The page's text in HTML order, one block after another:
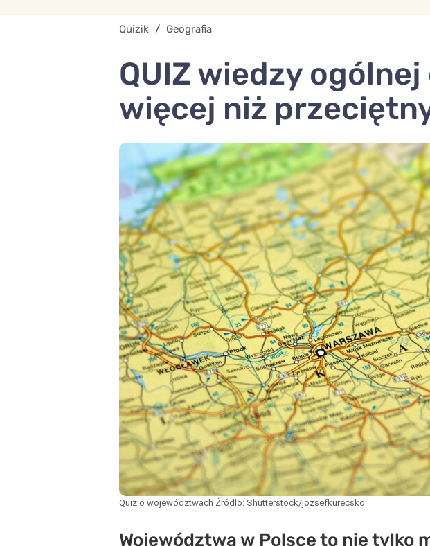
Quizik / Geografia
QUIZ wiedzy
więcej niż
Quiz o województwach Źródło: Shutterstock/jozsefkurecsko
Województwa w Polsce to nie tylko